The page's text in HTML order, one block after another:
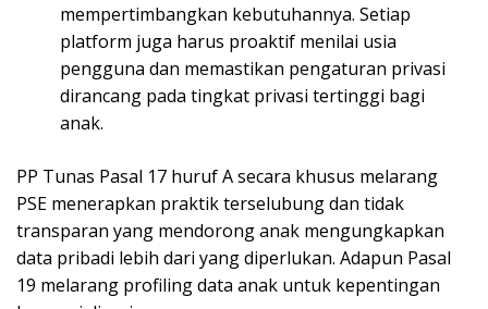
mempertimbangkan kebutuhannya. Setiap
platform juga harus proaktif menilai usia
pengguna dan memastikan pengaturan privasi
dirancang pada tingkat privasi tertinggi bagi
anak.
PP Tunas Pasal 17 huruf A secara khusus melarang
PSE menerapkan praktik terselubung dan tidak
transparan yang mendorong anak mengungkapkan
data pribadi lebih dari yang diperlukan. Adapun Pasal
19 melarang profiling data anak untuk kepentingan